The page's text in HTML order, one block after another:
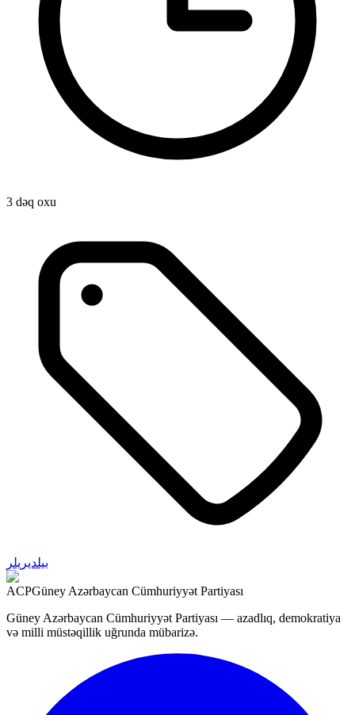
3 dəq oxu
بیلدیریلر
ACPGüney Azərbaycan Cümhuriyyət Partiyası
Güney Azərbaycan Cümhuriyyət Partiyası — azadlıq, demokratiya
və milli müstəqillik uğrunda mübarizə.